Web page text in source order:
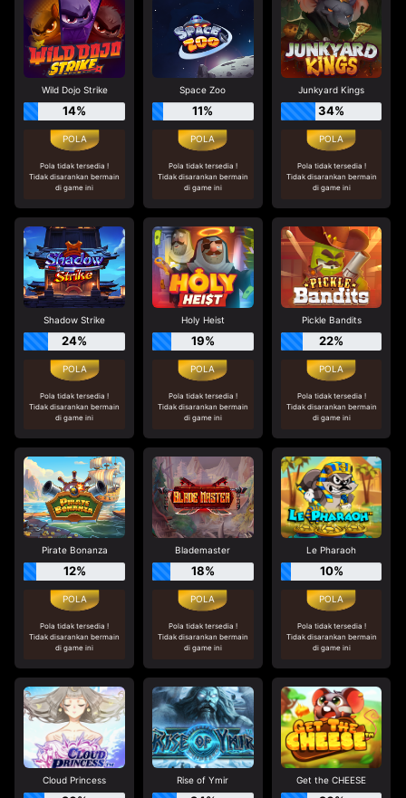
Wild Dojo Strike
14%
Pola tidak tersedia !
Tidak disarankan bermain
di game ini
Space Zoo
11%
Pola tidak tersedia !
Tidak disarankan bermain
di game ini
Junkyard Kings
34%
Pola tidak tersedia !
Tidak disarankan bermain
di game ini
Shadow Strike
24%
Pola tidak tersedia !
Tidak disarankan bermain
di game ini
Holy Heist
19%
Pola tidak tersedia !
Tidak disarankan bermain
di game ini
Pickle Bandits
22%
Pola tidak tersedia !
Tidak disarankan bermain
di game ini
Pirate Bonanza
12%
Pola tidak tersedia !
Tidak disarankan bermain
di game ini
Blademaster
18%
Pola tidak tersedia !
Tidak disarankan bermain
di game ini
Le Pharaoh
10%
Pola tidak tersedia !
Tidak disarankan bermain
di game ini
Cloud Princess Rise of Ymir Get the CHEESE